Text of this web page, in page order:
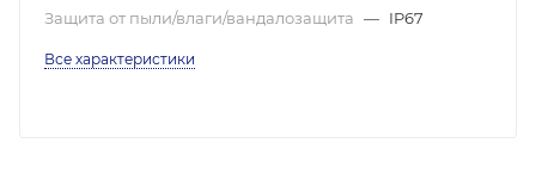
Защита от пыли/влаги/вандалозащита — IP67
Все характеристики